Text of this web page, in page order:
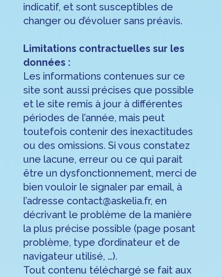
indicatif, et sont susceptibles de
changer ou d’évoluer sans préavis.
Limitations contractuelles sur les
données :
Les informations contenues sur ce
site sont aussi précises que possible
et le site remis à jour à différentes
périodes de l’année, mais peut
toutefois contenir des inexactitudes
ou des omissions. Si vous constatez
une lacune, erreur ou ce qui parait
être un dysfonctionnement, merci de
bien vouloir le signaler par email, à
l’adresse contact@askelia.fr, en
décrivant le problème de la manière
la plus précise possible (page posant
problème, type d’ordinateur et de
navigateur utilisé, …).
Tout contenu téléchargé se fait aux